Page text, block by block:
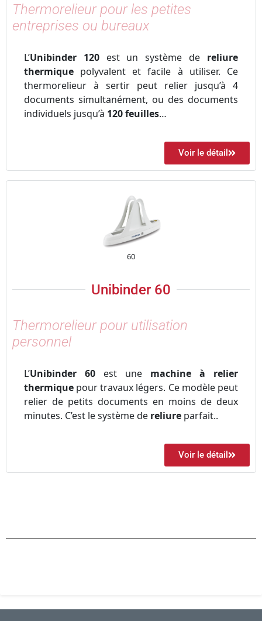
Thermorelieur pour les petites
entreprises ou bureaux
L’Unibinder 120 est un système de reliure
thermique polyvalent et facile à utiliser. Ce
thermorelieur à sertir peut relier jusqu’à 4
documents simultanément, ou des documents
individuels jusqu’à 120 feuilles…
Voir le détail
60
Unibinder 60
Thermorelieur pour utilisation
personnel
L’Unibinder 60 est une machine à relier
thermique pour travaux légers. Ce modèle peut
relier de petits documents en moins de deux
minutes. C’est le système de reliure parfait..
Voir le détail